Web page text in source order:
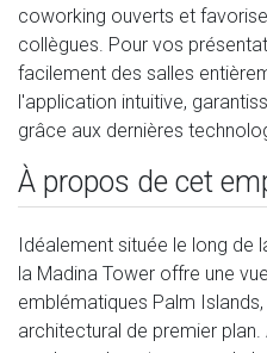
coworking ouverts et
collègues. Pour vos
facilement des salles
l'application intuitive,
grâce aux dernières
À propos de cet
Idéalement située le long de
la Madina Tower offre une
emblématiques Palm
architectural de premier